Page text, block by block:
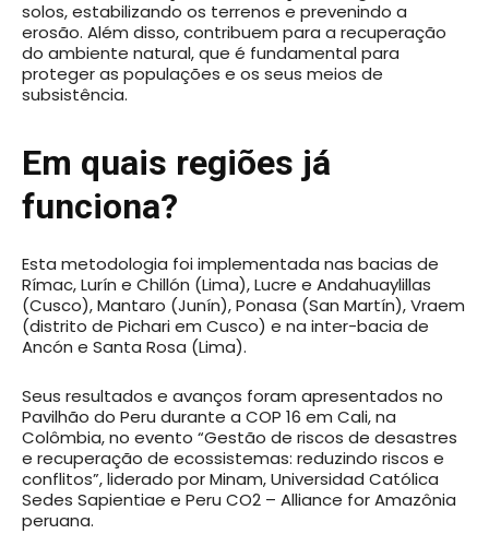
solos, estabilizando os terrenos e prevenindo a
erosão. Além disso, contribuem para a recuperação
do ambiente natural, que é fundamental para
proteger as populações e os seus meios de
subsistência.
Em quais regiões já
funciona?
Esta metodologia foi implementada nas bacias de
Rímac, Lurín e Chillón (Lima), Lucre e Andahuaylillas
(Cusco), Mantaro (Junín), Ponasa (San Martín), Vraem
(distrito de Pichari em Cusco) e na inter-bacia de
Ancón e Santa Rosa (Lima).
Seus resultados e avanços foram apresentados no
Pavilhão do Peru durante a COP 16 em Cali, na
Colômbia, no evento “Gestão de riscos de desastres
e recuperação de ecossistemas: reduzindo riscos e
conflitos”, liderado por Minam, Universidad Católica
Sedes Sapientiae e Peru CO2 – Alliance for Amazônia
peruana.